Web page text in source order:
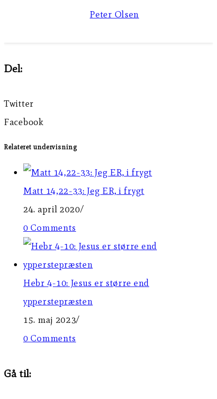
Peter Olsen
Del:
Twitter
Facebook
Relateret undervisning
Matt 14,22-33: Jeg ER, i frygt
24. april 2020/
0 Comments
Hebr 4-10: Jesus er større end
ypperstepræsten
15. maj 2023/
0 Comments
Gå til: